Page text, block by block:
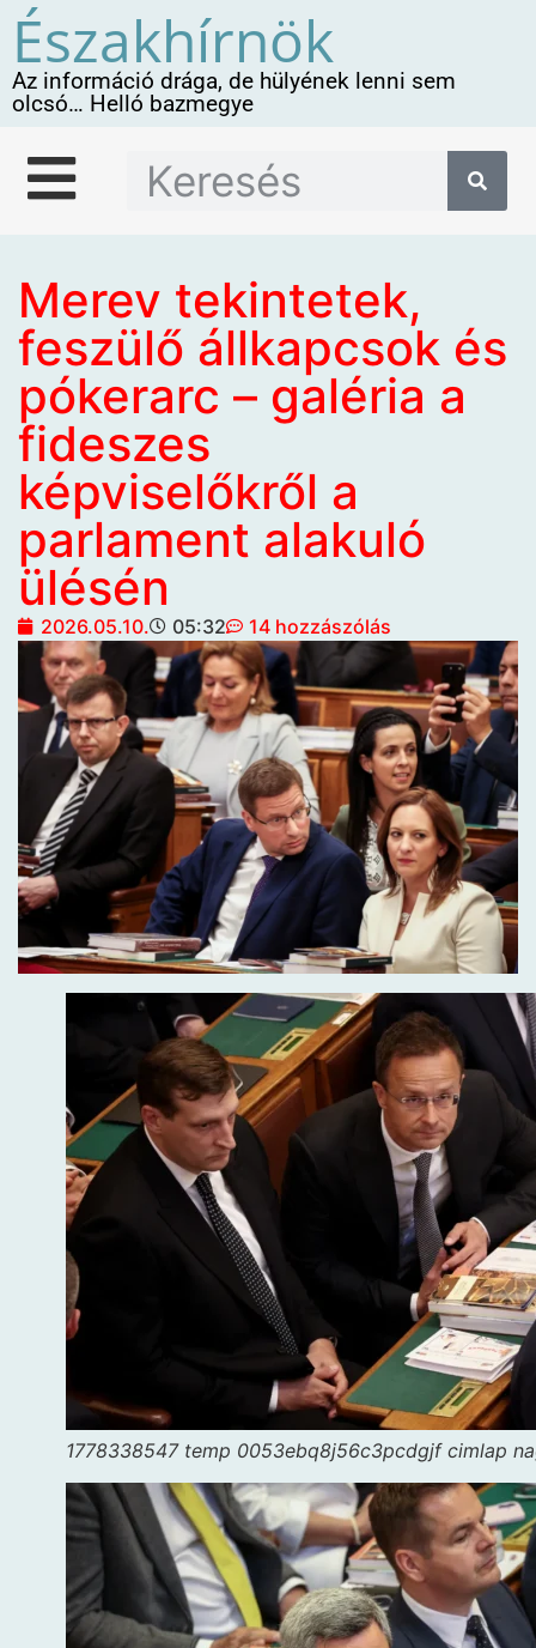
Északhírnök
Az információ drága, de hülyének lenni sem
olcsó… Helló bazmegye
Merev tekintetek,
feszülő állkapcsok és
pókerarc – galéria a
fideszes
képviselőkről a
parlament alakuló
ülésén
2026.05.10. 05:32 14 hozzászólás
1778338547 temp 0053ebq8j56c3pcdgjf cimlap